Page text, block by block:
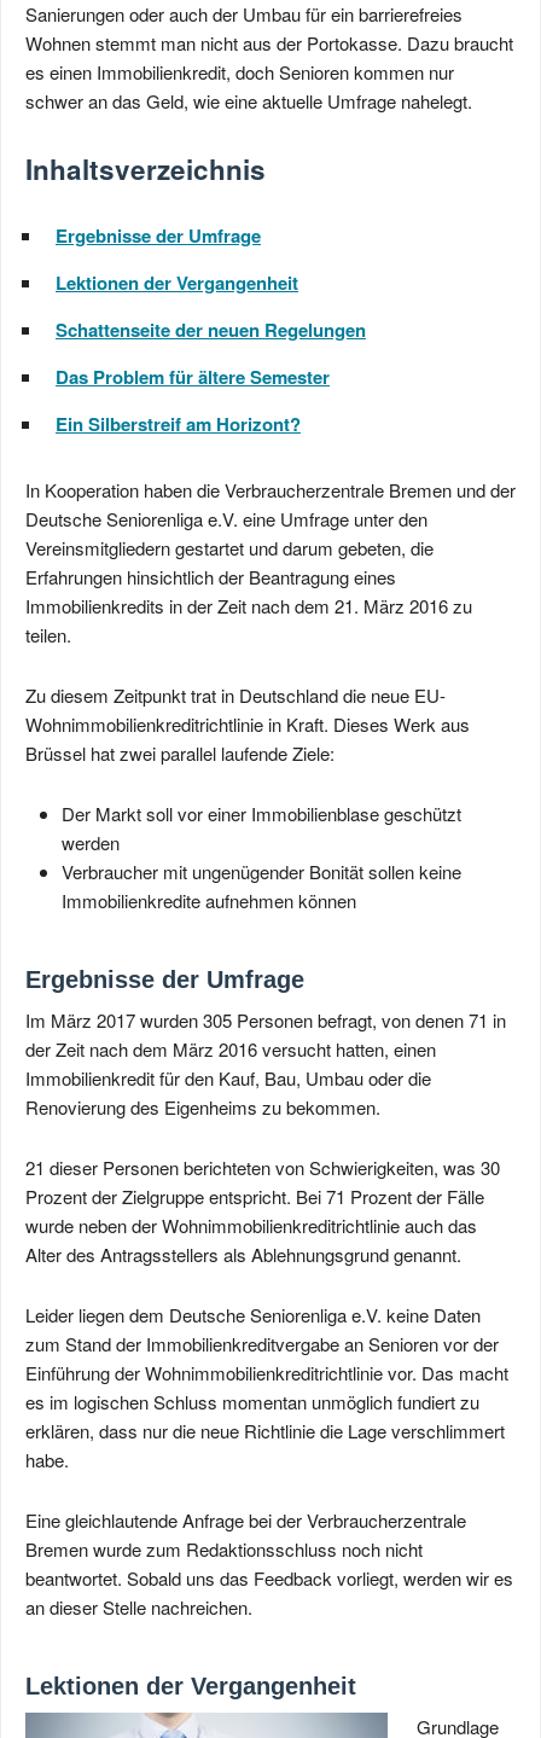
Sanierungen oder auch der Umbau für ein barrierefreies
Wohnen stemmt man nicht aus der Portokasse. Dazu braucht
es einen Immobilienkredit, doch Senioren kommen nur
schwer an das Geld, wie eine aktuelle Umfrage nahelegt.
Inhaltsverzeichnis
Ergebnisse der Umfrage
Lektionen der Vergangenheit
Schattenseite der neuen Regelungen
Das Problem für ältere Semester
Ein Silberstreif am Horizont?
In Kooperation haben die Verbraucherzentrale Bremen und der
Deutsche Seniorenliga e.V. eine Umfrage unter den
Vereinsmitgliedern gestartet und darum gebeten, die
Erfahrungen hinsichtlich der Beantragung eines
Immobilienkredits in der Zeit nach dem 21. März 2016 zu
teilen.
Zu diesem Zeitpunkt trat in Deutschland die neue EU-
Wohnimmobilienkreditrichtlinie in Kraft. Dieses Werk aus
Brüssel hat zwei parallel laufende Ziele:
Der Markt soll vor einer Immobilienblase geschützt
werden
Verbraucher mit ungenügender Bonität sollen keine
Immobilienkredite aufnehmen können
Ergebnisse der Umfrage
Im März 2017 wurden 305 Personen befragt, von denen 71 in
der Zeit nach dem März 2016 versucht hatten, einen
Immobilienkredit für den Kauf, Bau, Umbau oder die
Renovierung des Eigenheims zu bekommen.
21 dieser Personen berichteten von Schwierigkeiten, was 30
Prozent der Zielgruppe entspricht. Bei 71 Prozent der Fälle
wurde neben der Wohnimmobilienkreditrichtlinie auch das
Alter des Antragsstellers als Ablehnungsgrund genannt.
Leider liegen dem Deutsche Seniorenliga e.V. keine Daten
zum Stand der Immobilienkreditvergabe an Senioren vor der
Einführung der Wohnimmobilienkreditrichtlinie vor. Das macht
es im logischen Schluss momentan unmöglich fundiert zu
erklären, dass nur die neue Richtlinie die Lage verschlimmert
habe.
Eine gleichlautende Anfrage bei der Verbraucherzentrale
Bremen wurde zum Redaktionsschluss noch nicht
beantwortet. Sobald uns das Feedback vorliegt, werden wir es
an dieser Stelle nachreichen.
Lektionen der Vergangenheit
Grundlage